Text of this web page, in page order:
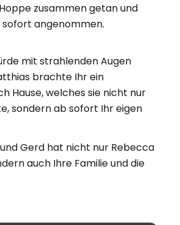
zusammen getan und
sofort angenommen.
mit strahlenden Augen
brachte Ihr ein
Hause, welches sie nicht nur
sondern ab sofort Ihr eigen
Gerd hat nicht nur Rebecca
auch Ihre Familie und die